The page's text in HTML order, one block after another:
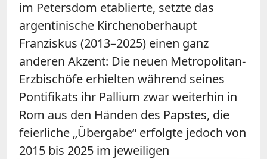
im Petersdom etablierte, setzte das
argentinische Kirchenoberhaupt
Franziskus (2013–2025) einen ganz
anderen Akzent: Die neuen Metropolitan-
Erzbischöfe erhielten während seines
Pontifikats ihr Pallium zwar weiterhin in
Rom aus den Händen des Papstes, die
feierliche „Übergabe“ erfolgte jedoch von
2015 bis 2025 im jeweiligen